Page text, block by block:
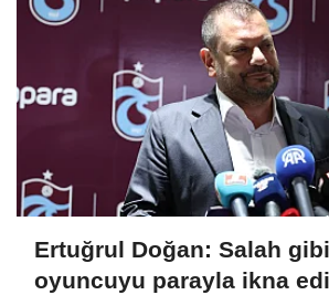
Ertuğrul Doğan: Salah
oyuncuyu parayla ikna